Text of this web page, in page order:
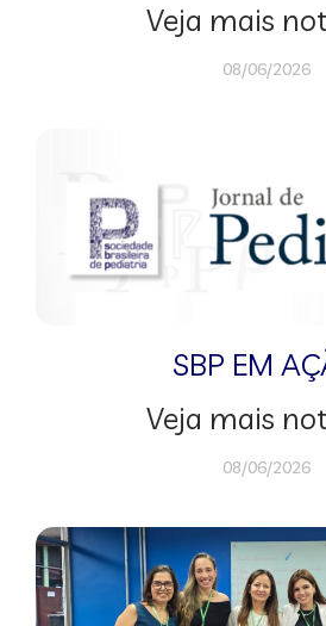
Veja mais
08/06/2026
SBP EM
Veja mais
08/06/2026